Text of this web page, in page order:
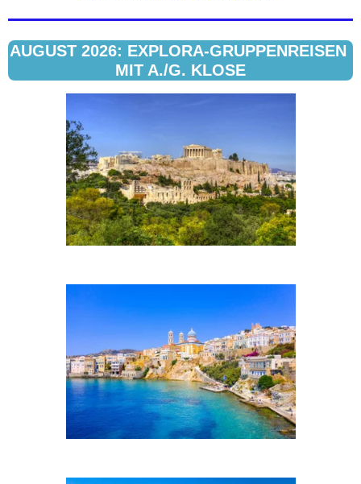
AUGUST 2026: EXPLORA-GRUPPENREISEN
MIT A./G. KLOSE